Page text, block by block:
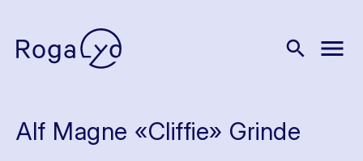
search menu
Alf Magne «Cliffie» Grinde